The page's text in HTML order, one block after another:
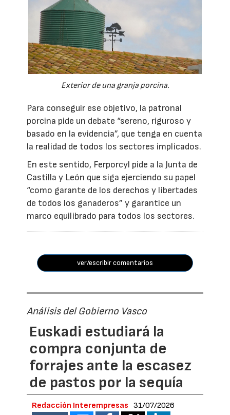
Exterior de una granja porcina.
Para conseguir ese objetivo, la patronal
porcina pide un debate “sereno, riguroso y
basado en la evidencia”, que tenga en cuenta
la realidad de todos los sectores implicados.
En este sentido, Ferporcyl pide a la Junta de
Castilla y León que siga ejerciendo su papel
“como garante de los derechos y libertades
de todos los ganaderos” y garantice un
marco equilibrado para todos los sectores.
ver/escribir comentarios
Análisis del Gobierno Vasco
Euskadi estudiará la
compra conjunta de
forrajes ante la escasez
de pastos por la sequía
Redacción Interempresas 31/07/2026